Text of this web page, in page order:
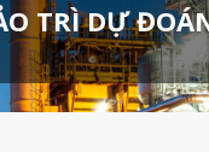
TRÌ DỰ